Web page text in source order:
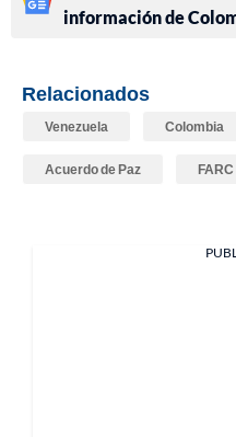
información de
Relacionados
Venezuela Colombia
Acuerdo de Paz FARC